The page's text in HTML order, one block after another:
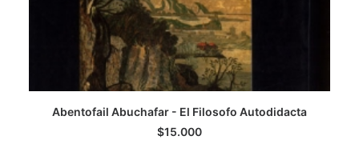
LOGIN / REGISTER
AGREGAR AL CARRITO
Abentofail Abuchafar - El Filosofo Autodidacta
$15.000